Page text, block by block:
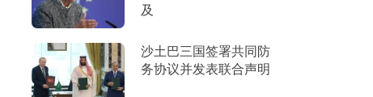
及
沙土巴三国签署共同防
务协议并发表联合声明